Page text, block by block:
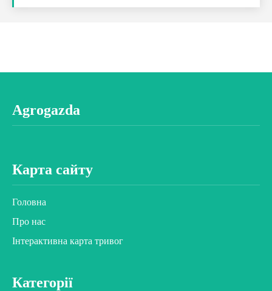
Agrogazda
Карта сайту
Головна
Про нас
Інтерактивна карта тривог
Категорії